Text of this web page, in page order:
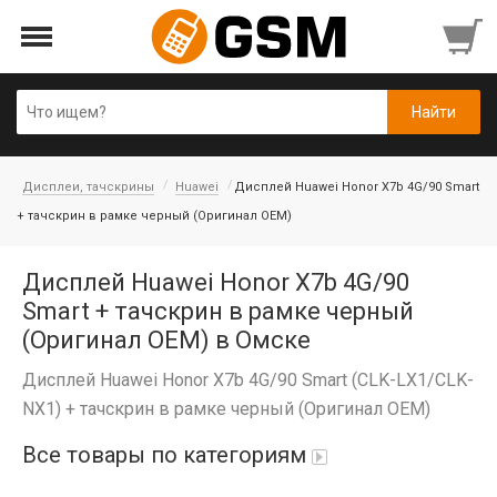
Дисплеи, тачскрины Huawei
Дисплей Huawei Honor X7b 4G/90 Smart
+ тачскрин в рамке черный (Оригинал OEM)
Дисплей Huawei Honor X7b 4G/90
Smart + тачскрин в рамке черный
(Оригинал OEM) в Омске
Дисплей Huawei Honor X7b 4G/90 Smart (CLK-LX1/CLK-
NX1) + тачскрин в рамке черный (Оригинал OEM)
Все товары по категориям